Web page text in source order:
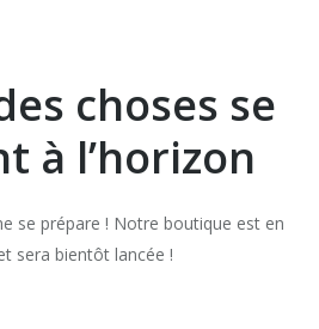
choses se
à l’horizon
se prépare ! Notre boutique est en
sera bientôt lancée !